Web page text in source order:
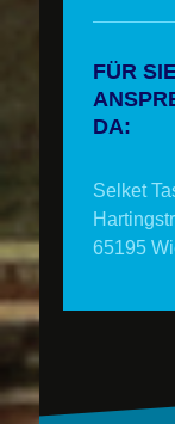
FÜR
DA:
Selket
65195